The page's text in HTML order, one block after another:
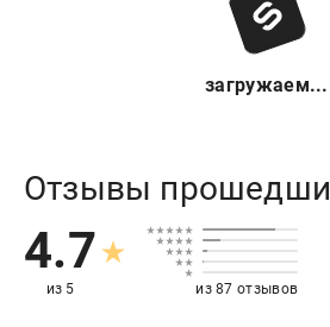
загружаем...
Отзывы
4.7
из 5 из 87 отзывов